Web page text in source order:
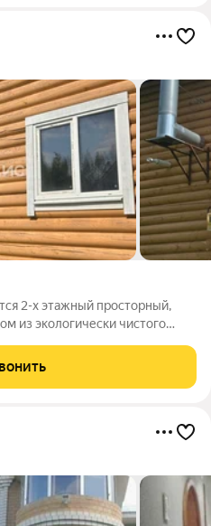
2-х этажный просторный,
из экологически чистого
в городе Богородск, на Поле